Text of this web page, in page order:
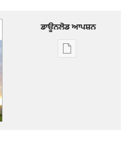
ਡਾਊਨਲੋਡ ਆਪਸ਼ਨ
ਡਿਜੀਟਲ